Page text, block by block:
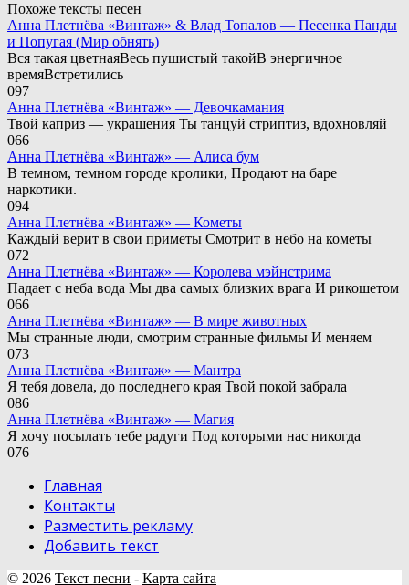
Похоже тексты песен
Анна Плетнёва «Винтаж» & Влад Топалов — Песенка Панды
и Попугая (Мир обнять)
Вся такая цветнаяВесь пушистый такойВ энергичное
времяВстретились
097
Анна Плетнёва «Винтаж» — Девочкамания
Твой каприз — украшения Ты танцуй стриптиз, вдохновляй
066
Анна Плетнёва «Винтаж» — Алиса бум
В темном, темном городе кролики, Продают на баре
наркотики.
094
Анна Плетнёва «Винтаж» — Кометы
Каждый верит в свои приметы Смотрит в небо на кометы
072
Анна Плетнёва «Винтаж» — Королева мэйнстрима
Падает с неба вода Мы два самых близких врага И рикошетом
066
Анна Плетнёва «Винтаж» — В мире животных
Мы странные люди, смотрим странные фильмы И меняем
073
Анна Плетнёва «Винтаж» — Мантра
Я тебя довела, до последнего края Твой покой забрала
086
Анна Плетнёва «Винтаж» — Магия
Я хочу посылать тебе радуги Под которыми нас никогда
076
Главная
Контакты
Разместить рекламу
Добавить текст
© 2026 Текст песни - Карта сайта